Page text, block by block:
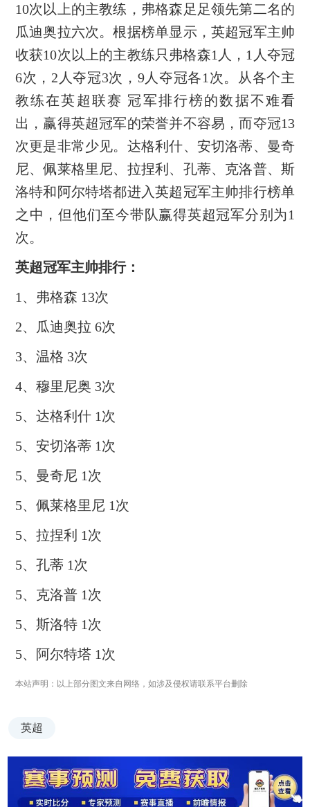
10次以上的主教练，弗格森足足领先第二名的
瓜迪奥拉六次。根据榜单显示，英超冠军主帅
收获10次以上的主教练只弗格森1人，1人夺冠
6次，2人夺冠3次，9人夺冠各1次。从各个主
教练在英超联赛 冠军排行榜的数据不难看
出，赢得英超冠军的荣誉并不容易，而夺冠13
次更是非常少见。达格利什、安切洛蒂、曼奇
尼、佩莱格里尼、拉捏利、孔蒂、克洛普、斯
洛特和阿尔特塔都进入英超冠军主帅排行榜单
之中，但他们至今带队赢得英超冠军分别为1
次。
英超冠军主帅排行：
1、弗格森 13次
2、瓜迪奥拉 6次
3、温格 3次
4、穆里尼奥 3次
5、达格利什 1次
5、安切洛蒂 1次
5、曼奇尼 1次
5、佩莱格里尼 1次
5、拉捏利 1次
5、孔蒂 1次
5、克洛普 1次
5、斯洛特 1次
5、阿尔特塔 1次
本站声明：以上部分图文来自网络，如涉及侵权请联系平台删除
英超